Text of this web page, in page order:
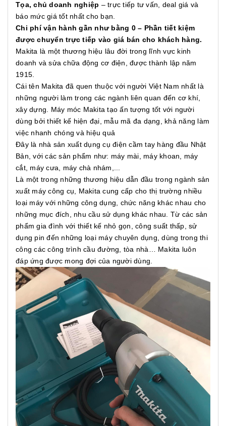
Tọa, chủ doanh nghiệp – trực tiếp tư vấn, deal giá và
báo mức giá tốt nhất cho bạn.
Chi phí vận hành gần như bằng 0 – Phần tiết kiệm
được chuyển trực tiếp vào giá bán cho khách hàng.
Makita là một thương hiệu lâu đời trong lĩnh vực kinh
doanh và sửa chữa động cơ điện, được thành lập năm
1915.
Cái tên Makita đã quen thuộc với người Việt Nam nhất là
những người làm trong các ngành liên quan đến cơ khí,
xây dựng. Máy móc Makita tạo ấn tượng tốt với người
dùng bởi thiết kế hiện đại, mẫu mã đa dạng, khả năng làm
việc nhanh chóng và hiệu quả
Đây là nhà sản xuất dụng cụ điện cầm tay hàng đầu Nhật
Bản, với các sản phẩm như: máy mài, máy khoan, máy
cắt, máy cưa, máy chà nhám,...
Là một trong những thương hiệu dẫn đầu trong ngành sản
xuất máy công cụ, Makita cung cấp cho thị trường nhiều
loại máy với những công dụng, chức năng khác nhau cho
những mục đích, nhu cầu sử dụng khác nhau. Từ các sản
phẩm gia đình với thiết kế nhỏ gọn, công suất thấp, sử
dụng pin đến những loại máy chuyên dụng, dùng trong thi
công các công trình cầu đường, tòa nhà… Makita luôn
đáp ứng được mong đợi của người dùng.